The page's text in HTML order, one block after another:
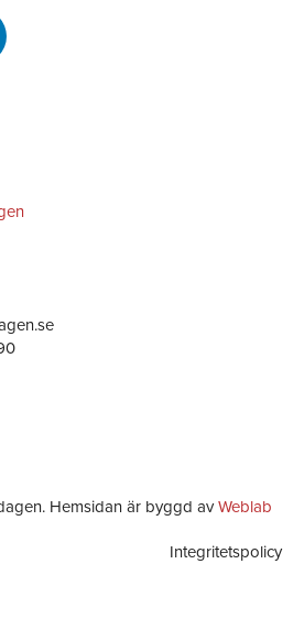
Hemsidan är byggd avWeblab
Integritetspolicy